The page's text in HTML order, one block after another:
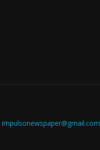
impulsonewspaper@gmail.com